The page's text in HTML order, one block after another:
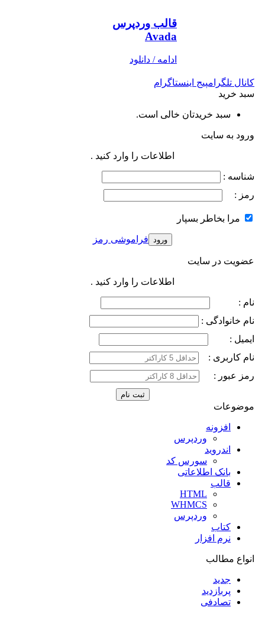
قالب وردپرس
Avada
ادامه / دانلود
کانال تلگرامپیج اینستاگرام
سبد خرید
سبد خریدتان خالی است.
ورود به سایت
اطلاعات را وارد کنید .
شناسه :
رمز :
مرا بخاطر بسپار
فراموشی رمز
عضویت در سایت
اطلاعات را وارد کنید .
نام :
نام خانوادگی :
ایمیل :
نام کاربری :
رمز عبور :
موضوعات
افزونه
وردپرس
اندروید
سورس کد
بانک اطلاعاتی
قالب
HTML
WHMCS
وردپرس
کتاب
نرم افزار
انواع مطالب
جدید
پربازدید
تصادفی